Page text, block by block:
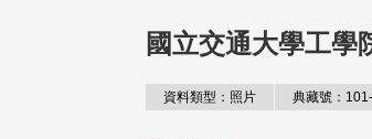
國立交通大學工學
資料類型：照片 典藏號：